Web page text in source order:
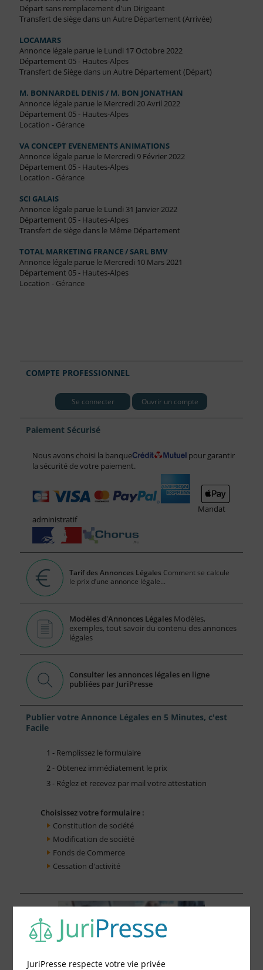
Départ sans remplacement d'un Dirigeant
Transfert de siège dans un Autre Département (Arrivée)
LOCAMARS
Annonce légale parue le Lundi 17 Octobre 2022
Département 05 - Hautes-Alpes
Transfert de Siège dans un Autre Département (Départ)
M. BONNARDEL DENIS / M. BON JONATHAN
Annonce légale parue le Mercredi 20 Avril 2022
Département 05 - Hautes-Alpes
Location - Gérance
VA CONCEPT EVENEMENTS ANIMATIONS
Annonce légale parue le Mercredi 9 Février 2022
Département 05 - Hautes-Alpes
Location - Gérance
SCI GALAIS
Annonce légale parue le Lundi 31 Janvier 2022
Département 05 - Hautes-Alpes
Transfert de siège dans le Même Département
TOTAL MARKETING FRANCE / SARL BMV
Annonce légale parue le Mercredi 10 Mars 2021
Département 05 - Hautes-Alpes
Location - Gérance
COMPTE PROFESSIONNEL
Se connecter Ouvrir un compte
Paiement Sécurisé
Nous avons choisi la banque
pour garantir
la sécurité de votre paiement.
Mandat
administratif
Tarif des Annonces Légales Comment se calcule
le prix d’une annonce légale...
Modèles d'Annonces Légales Modèles,
exemples, tout savoir du contenu des annonces
légales
Consulter les annonces légales en ligne
publiées par JuriPresse
Publier votre Annonce Légales en 5 Minutes, c'est
Facile
1 - Remplissez le formulaire
2 - Obtenez immédiatement le prix
3 - Réglez et recevez par mail votre attestation
Choisissez votre formulaire :
Constitution de société
Modification de société
Fonds de Commerce
Cessation d'activité
JuriPresse respecte votre vie privée